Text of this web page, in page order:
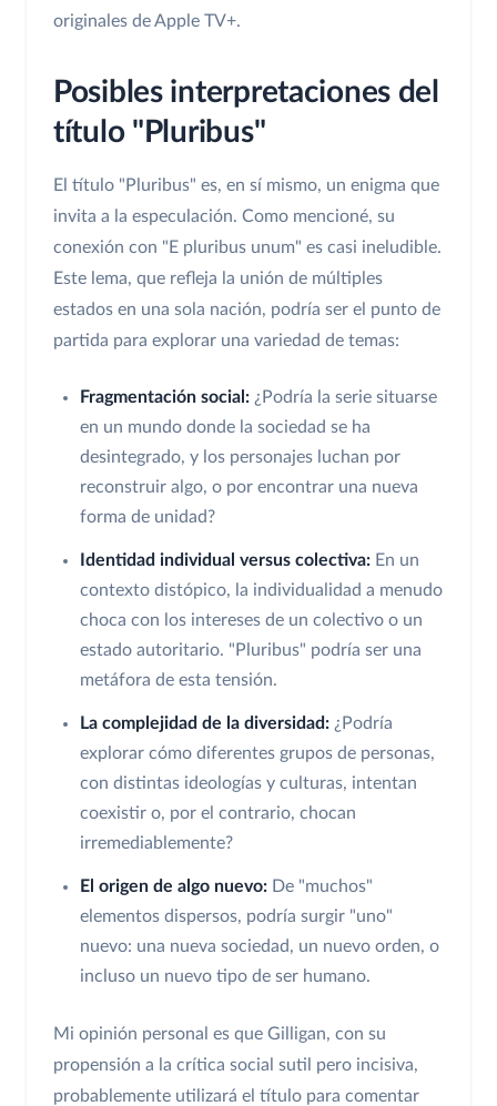
originales de Apple TV+.
Posibles interpretaciones del
título "Pluribus"
El título "Pluribus" es, en sí mismo, un enigma que
invita a la especulación. Como mencioné, su
conexión con "E pluribus unum" es casi ineludible.
Este lema, que refleja la unión de múltiples
estados en una sola nación, podría ser el punto de
partida para explorar una variedad de temas:
Fragmentación social: ¿Podría la serie situarse
en un mundo donde la sociedad se ha
desintegrado, y los personajes luchan por
reconstruir algo, o por encontrar una nueva
forma de unidad?
Identidad individual versus colectiva: En un
contexto distópico, la individualidad a menudo
choca con los intereses de un colectivo o un
estado autoritario. "Pluribus" podría ser una
metáfora de esta tensión.
La complejidad de la diversidad: ¿Podría
explorar cómo diferentes grupos de personas,
con distintas ideologías y culturas, intentan
coexistir o, por el contrario, chocan
irremediablemente?
El origen de algo nuevo: De "muchos"
elementos dispersos, podría surgir "uno"
nuevo: una nueva sociedad, un nuevo orden, o
incluso un nuevo tipo de ser humano.
Mi opinión personal es que Gilligan, con su
propensión a la crítica social sutil pero incisiva,
probablemente utilizará el título para comentar